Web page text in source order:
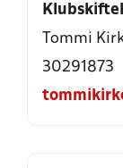
Tommi
30291873